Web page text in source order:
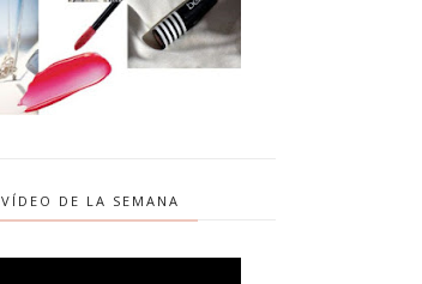
VÍDEO DE LA SEMANA